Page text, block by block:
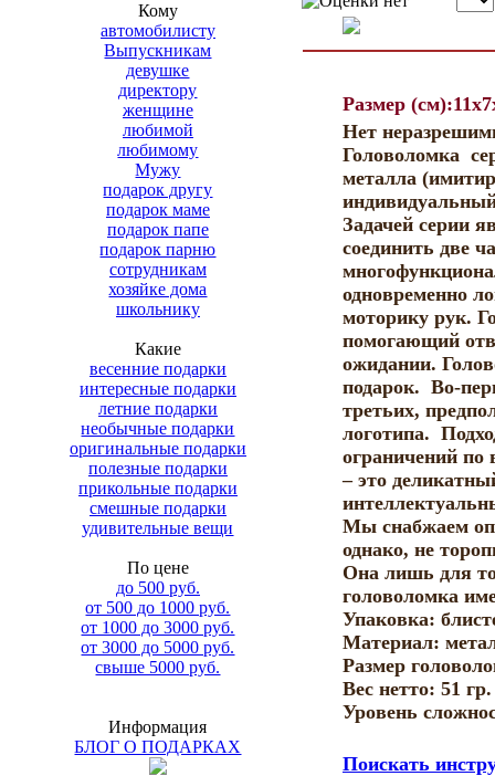
Кому
автомобилисту
Выпускникам
девушке
директору
женщине
любимой
любимому
Мужу
подарок другу
подарок маме
подарок папе
подарок парню
сотрудникам
хозяйке дома
школьнику
Какие
весенние подарки
интересные подарки
летние подарки
необычные подарки
оригинальные подарки
полезные подарки
прикольные подарки
смешные подарки
удивительные вещи
По цене
до 500 руб.
от 500 до 1000 руб.
от 1000 до 3000 руб.
от 3000 до 5000 руб.
свыше 5000 руб.
Информация
БЛОГ О ПОДАРКАХ
Размер
Нет
Головоломка
металла
Задачей серии
соединить две
одновременно
моторику рук.
помогающий
ожидании.
подарок. Во-
третьих,
логотипа.
ограничений по
– это
Мы снабжаем
однако, не
Она лишь для
головоломка
Упаковка:
Материал:
Размер
Вес нетто: 51 гр.
Уровень
Поискать